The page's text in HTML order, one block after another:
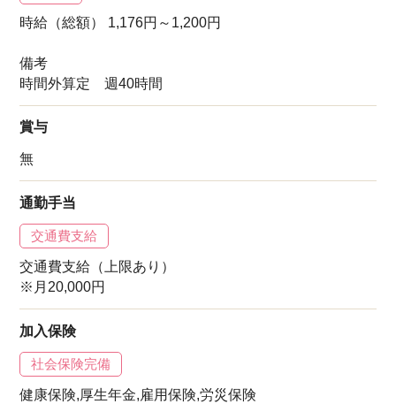
時給（総額） 1,176円～1,200円
備考
時間外算定 週40時間
賞与
無
通勤手当
交通費支給
交通費支給（上限あり）
※月20,000円
加入保険
社会保険完備
健康保険,厚生年金,雇用保険,労災保険